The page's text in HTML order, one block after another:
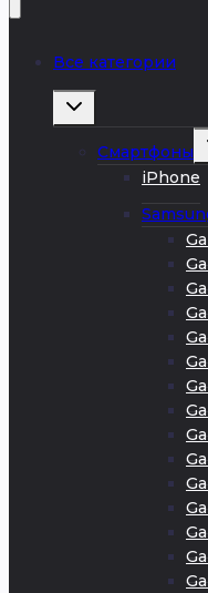
Все категории
Развернуть
Смартфоны
iPhone